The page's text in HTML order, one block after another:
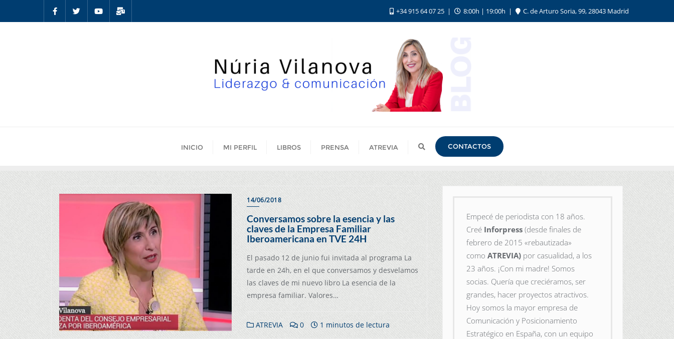
+34 915 64 07 25 8:00h | 19:00h C. de Arturo Soria, 99, 28043 Madrid
INICIO MI PERFIL LIBROS PRENSA ATREVIA CONTACTOS
14/06/2018
Conversamos sobre la esencia y las
claves de la Empresa Familiar
Iberoamericana en TVE 24H
El pasado 12 de junio fui invitada al programa La
tarde en 24h, en el que conversamos y desvelamos
las claves de mi nuevo libro La esencia de la
empresa familiar. Valores…
ATREVIA 0 1 minutos de lectura
Empecé de periodista con 18 años.
Creé Inforpress (desde finales de
febrero de 2015 «rebautizada»
como ATREVIA) por casualidad, a los
23 años. ¡Con mi madre! Somos
socias. Quería que creciéramos, ser
grandes, hacer proyectos atractivos.
Hoy somos la mayor empresa de
Comunicación y Posicionamiento
Estratégico en España, con un equipo